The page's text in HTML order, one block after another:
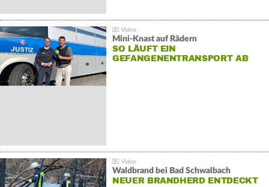
Mini-Knast auf Rädern
SO LÄUFT EIN
GEFANGENENTRANSPORT AB
Waldbrand bei Bad Schwalbach
NEUER BRANDHERD ENTDECKT